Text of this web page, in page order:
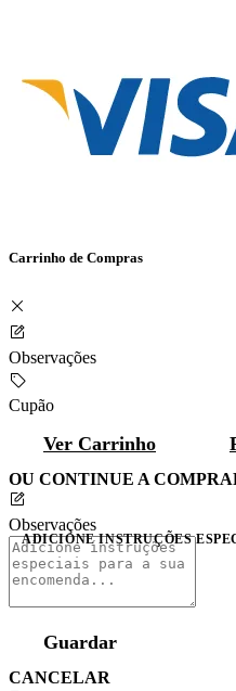
Carrinho de Compras
Observações
Cupão
Ver Carrinho
OU CONTINUE A
Observações
ADICIONE INSTRUÇÕES
Guardar
CANCELAR